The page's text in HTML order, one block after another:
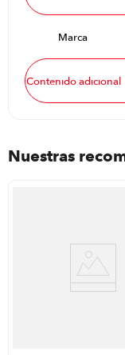
Marca
Contenido adicional
Nuestras